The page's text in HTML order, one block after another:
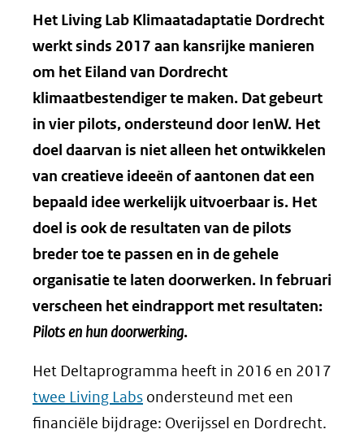
Het Living Lab Klimaatadaptatie Dordrecht
werkt sinds 2017 aan kansrijke manieren
om het Eiland van Dordrecht
klimaatbestendiger te maken. Dat gebeurt
in vier pilots, ondersteund door IenW. Het
doel daarvan is niet alleen het ontwikkelen
van creatieve ideeën of aantonen dat een
bepaald idee werkelijk uitvoerbaar is. Het
doel is ook de resultaten van de pilots
breder toe te passen en in de gehele
organisatie te laten doorwerken. In februari
verscheen het eindrapport met resultaten:
Pilots en hun doorwerking.
Het Deltaprogramma heeft in 2016 en 2017
twee Living Labs ondersteund met een
financiële bijdrage: Overijssel en Dordrecht.